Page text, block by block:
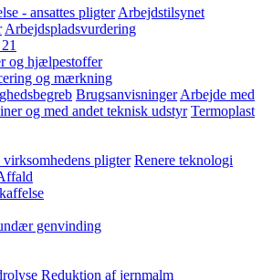
- ansattes pligter Arbejdstilsynet
Arbejdspladsvurdering
og hjælpestoffer
og mærkning
Brugsanvisninger Arbejde med
og med andet teknisk udstyr Termoplast
pligter Renere teknologi
genvinding
Reduktion af jernmalm